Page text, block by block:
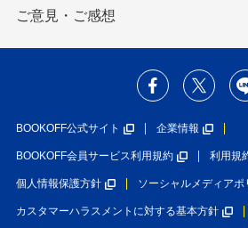
ご意見・ご感想
BOOKOFF公式サイト 企業情報
BOOKOFF会員サービス利用規約 利用規
個人情報保護方針 ソーシャルメディアポ
カスタマーハラスメントに対する基本方針